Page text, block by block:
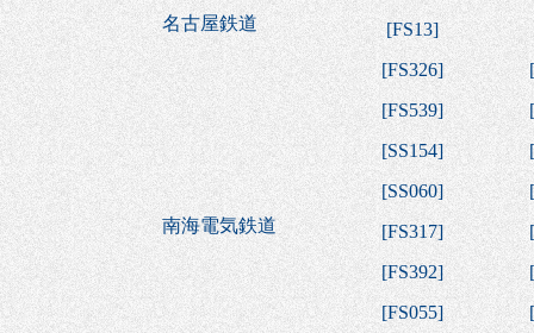
名古屋鉄道
[FS13]
[FS326]
[
[FS539]
[
[SS154]
[
[SS060]
[
南海電気鉄道
[FS317]
[
[FS392]
[
[FS055]
[